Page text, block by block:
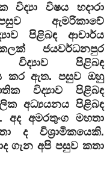
විෂය හදාරා
ඇමරිකාවේ
පිළිබඳ ආචාර්ය
ජයවර්ධනපුර
විද්‍යාව පිළිබඳ
කර ඇත. පසුව ඔහු
විද්‍යාව පිළිබඳ
අධ්‍යයනය පිළිබඳ
අමරතුංග මහතා
විශ්‍රාමිකයෙකි.
ගැන අපි පසුව කතා